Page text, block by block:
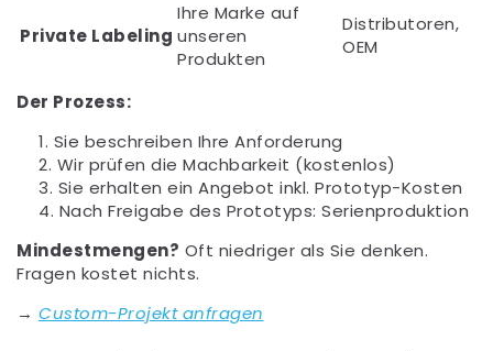
Private Labeling
Ihre Marke auf
unseren
Produkten
Distributoren,
OEM
Der Prozess:
Sie beschreiben Ihre Anforderung
Wir prüfen die Machbarkeit (kostenlos)
Sie erhalten ein Angebot inkl. Prototyp-Kosten
Nach Freigabe des Prototyps: Serienproduktion
Mindestmengen? Oft niedriger als Sie denken.
Fragen kostet nichts.
→ Custom-Projekt anfragen